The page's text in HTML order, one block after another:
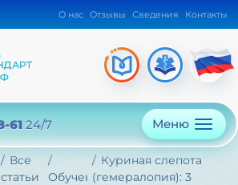
О нас Отзывы Сведения Контакты
61 24/7 Меню
Все
статьи
Обучение
Куриная слепота
(гемералопия): 3